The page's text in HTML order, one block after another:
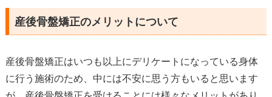
産後骨盤矯正のメリットについて
産後骨盤矯正はいつも以上にデリケートになっている身体
に行う施術のため、中には不安に思う方もいると思います